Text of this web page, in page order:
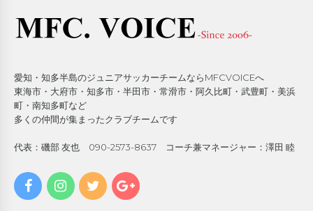
愛知・知多半島のジュニアサッカーチームならMFCVOICEへ
東海市・大府市・知多市・半田市・常滑市・阿久比町・武豊町・美浜
町・南知多町など
多くの仲間が集まったクラブチームです
代表：磯部 友也 090-2573-8637 コーチ兼マネージャー：澤田 睦